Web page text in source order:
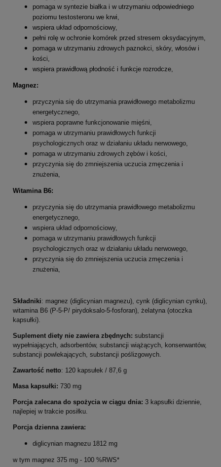
pomaga w syntezie białka i w utrzymaniu odpowiedniego
poziomu testosteronu we krwi,
wspiera układ odpornościowy,
pełni rolę w ochronie komórek przed stresem oksydacyjnym,
pomaga w utrzymaniu zdrowych paznokci, skóry, włosów i
kości,
wspiera prawidłową płodność i funkcje rozrodcze,
Magnez:
przyczynia się do utrzymania prawidłowego metabolizmu
energetycznego,
wspiera poprawne funkcjonowanie mięśni,
pomaga w utrzymaniu prawidłowych funkcji
psychologicznych oraz w działaniu układu nerwowego,
pomaga w utrzymaniu zdrowych zębów i kości,
przyczynia się do zmniejszenia uczucia zmęczenia i
znużenia,
Witamina B6:
przyczynia się do utrzymania prawidłowego metabolizmu
energetycznego,
wspiera układ odpornościowy,
pomaga w utrzymaniu prawidłowych funkcji
psychologicznych oraz w działaniu układu nerwowego,
przyczynia się do zmniejszenia uczucia zmęczenia i
znużenia,
Składniki: magnez (diglicynian magnezu), cynk (diglicynian cynku),
witamina B6 (P-5-P/ pirydoksalo-5-fosforan), żelatyna (otoczka
kapsułki).
Suplement diety nie zawiera zbędnych: substancji
wypełniających, adsorbentów, substancji wiążących, konserwantów,
substancji powlekających, substancji poślizgowych.
Zawartość netto: 120 kapsułek / 87,6 g
Masa kapsułki: 730 mg
Porcja zalecana do spożycia w ciągu dnia: 3 kapsułki dziennie,
najlepiej w trakcie posiłku.
Porcja dzienna zawiera:
diglicynian magnezu 1812 mg
w tym magnez 375 mg - 100 %RWS*